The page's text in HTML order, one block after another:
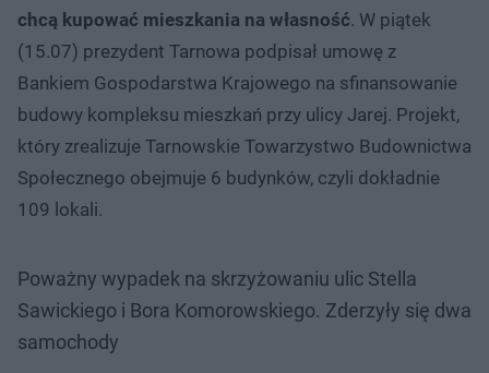
chcą kupować mieszkania na własność. W piątek
(15.07) prezydent Tarnowa podpisał umowę z
Bankiem Gospodarstwa Krajowego na sfinansowanie
budowy kompleksu mieszkań przy ulicy Jarej. Projekt,
który zrealizuje Tarnowskie Towarzystwo Budownictwa
Społecznego obejmuje 6 budynków, czyli dokładnie
109 lokali.
Poważny wypadek na skrzyżowaniu ulic Stella
Sawickiego i Bora Komorowskiego. Zderzyły się dwa
samochody